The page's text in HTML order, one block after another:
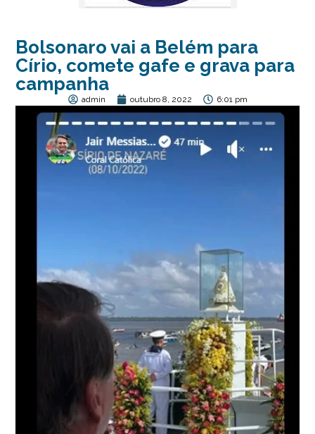
Bolsonaro vai a Belém para
Círio, comete gafe e grava para
campanha
admin outubro 8, 2022 6:01 pm